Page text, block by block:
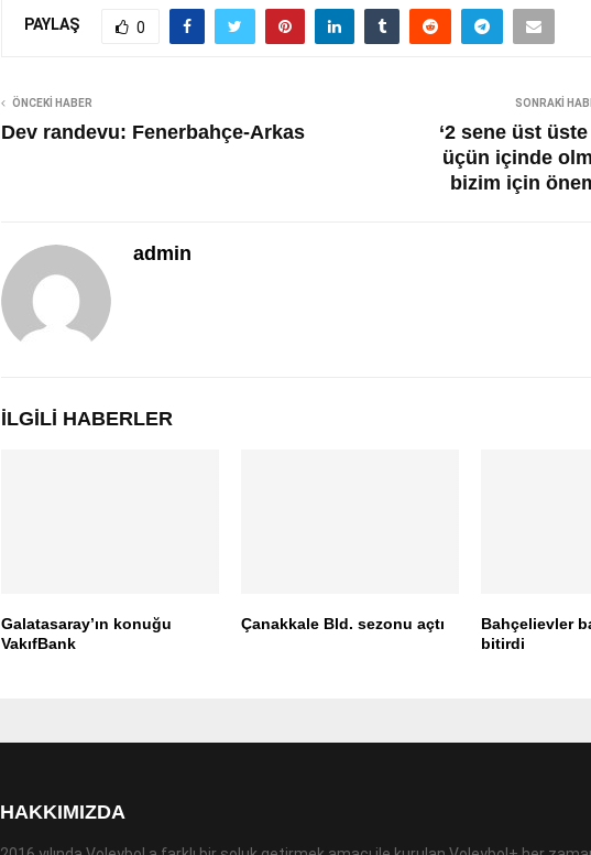
PAYLAŞ 0
ÖNCEKI HABER
Dev randevu: Fenerbahçe-Arkas
SONRAKI
‘2 sene üst
üçün içinde
bizim için
admin
İLGILI HABERLER
Galatasaray’ın konuğu
VakıfBank
Çanakkale Bld. sezonu açtı
Bahçelievler
bitirdi
HAKKIMIZDA